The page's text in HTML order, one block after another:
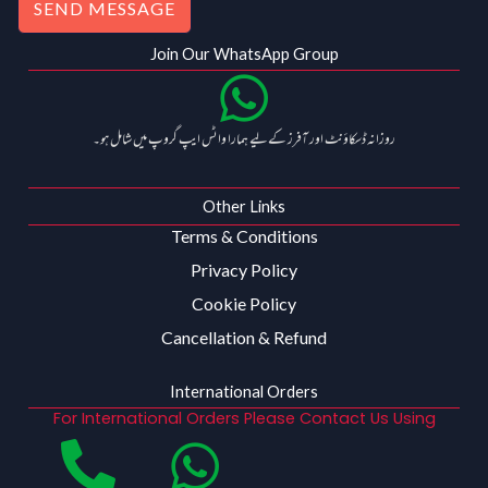
SEND MESSAGE
Join Our WhatsApp Group
روزانہ ڈسکاؤنٹ اور آفرز کے لیے ہمارا واٹس ایپ گروپ میں شامل ہو۔
Other Links
Terms & Conditions
Privacy Policy
Cookie Policy
Cancellation & Refund
International Orders
For International Orders Please Contact Us Using